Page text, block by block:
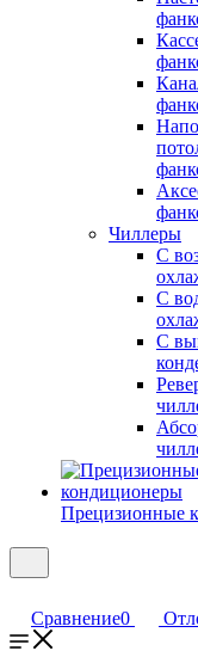
Чиллеры
С
С
С
Прецизионные
Сравнение0